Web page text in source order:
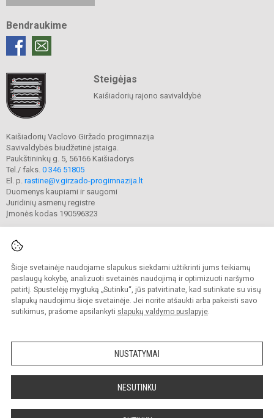
Šioje svetainėje naudojame slapukus siekdami užtikrinti jums teikiamų
paslaugų kokybę, analizuoti svetainės naudojimą ir optimizuoti naršymo
patirtį. Spustelėję mygtuką „Sutinku“, jūs patvirtinate, kad sutinkate su visų
slapukų naudojimu šioje svetainėje. Jei norite atšaukti arba pakeisti savo
sutikimus, prašome apsilankyti slapukų valdymo puslapyje.
NUSTATYMAI
NESUTINKU
Bendraukime
Steigėjas
Kaišiadorių rajono savivaldybė
Kaišiadorių Vaclovo Giržado progimnazija
Savivaldybės biudžetinė įstaiga.
Paukštininkų g. 5, 56166 Kaišiadorys
Tel./ faks. 0 346 51805
El. p. rastine@v.girzado-progimnazija.lt
Duomenys kaupiami ir saugomi
Juridinių asmenų registre
Įmonės kodas 190596323
© 2020. Kaišiadorių Vaclovo Giržado progimnazija. Visos teisės saugomos.
Kopijuoti turinį be raštiško gimnazijos sutikimo griežtai draudžiama.
Prieinamumo paraiška Slapukų valdymas
Sumanus būdas atnaujinti